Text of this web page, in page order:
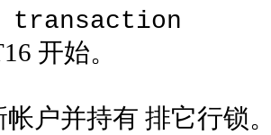
transaction
开始。
帐户并持有 排它行锁